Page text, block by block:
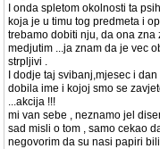
I onda spletom okolnosti ta
koja je u timu tog predmeta i
trebamo dobiti nju, da ona zna
medjutim ...ja znam da je vec
strpljivi .
I dodje taj svibanj,mjesec i
dobila ime i kojoj smo se
...akcija !!!
mi van sebe , neznamo jel
sad misli o tom , samo cekao
negovorim da su nasi papiri